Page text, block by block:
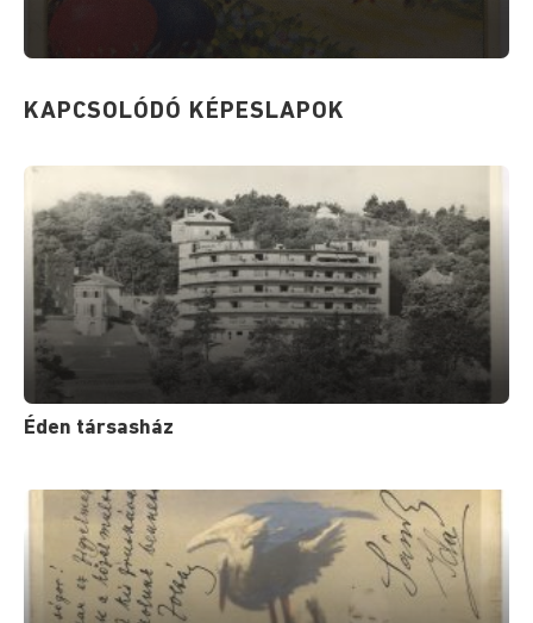
KAPCSOLÓDÓ KÉPESLAPOK
Éden társasház